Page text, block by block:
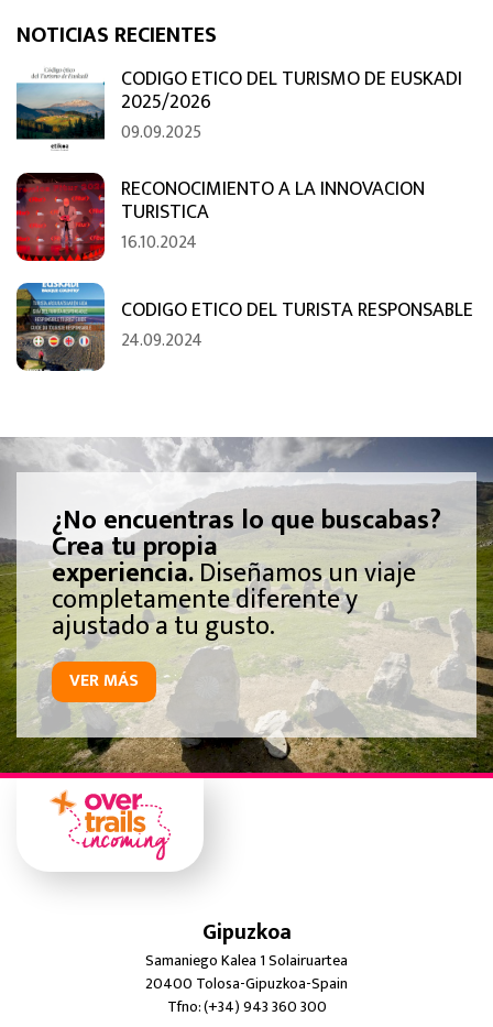
NOTICIAS RECIENTES
CODIGO ETICO DEL TURISMO DE EUSKADI
2025/2026
09.09.2025
RECONOCIMIENTO A LA INNOVACION
TURISTICA
16.10.2024
CODIGO ETICO DEL TURISTA RESPONSABLE
24.09.2024
¿No encuentras lo que buscabas?
Crea tu propia
experiencia.Diseñamos un viaje
completamente diferente y
ajustado a tu gusto.
VER MÁS
Gipuzkoa
Samaniego Kalea 1 Solairuartea
20400 Tolosa-Gipuzkoa-Spain
Tfno: (+34) 943 360 300